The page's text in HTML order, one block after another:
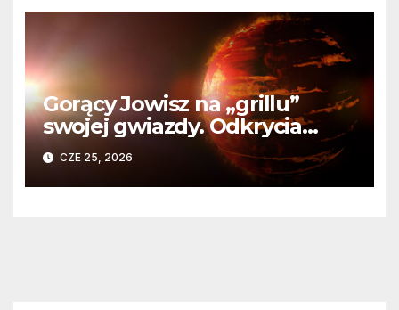
Gorący Jowisz na „grillu”
swojej gwiazdy. Odkrycia
Teleskopu Webba o HD
80606 b
CZE 25, 2026